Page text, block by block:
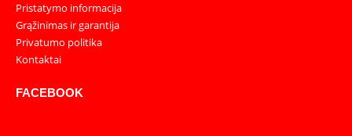
Pristatymo informacija
Grąžinimas ir garantija
Privatumo politika
Kontaktai
FACEBOOK